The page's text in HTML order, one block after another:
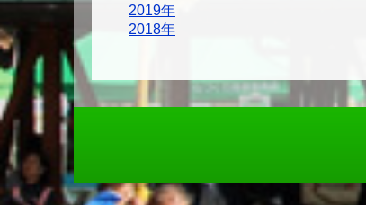
2019年
2018年